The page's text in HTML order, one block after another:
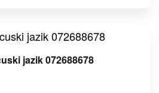
jazik 072688678